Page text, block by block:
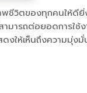
ชีวิตของทุกคนให้ดี
มารถต่อยอดการใช้
ให้เห็นถึงความมุ่ง